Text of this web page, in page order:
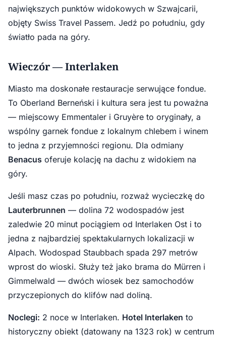
największych punktów widokowych w Szwajcarii,
objęty Swiss Travel Passem. Jedź po południu, gdy
światło pada na góry.
Wieczór — Interlaken
Miasto ma doskonałe restauracje serwujące fondue.
To Oberland Berneński i kultura sera jest tu poważna
— miejscowy Emmentaler i Gruyère to oryginały, a
wspólny garnek fondue z lokalnym chlebem i winem
to jedna z przyjemności regionu. Dla odmiany
Benacus oferuje kolację na dachu z widokiem na
góry.
Jeśli masz czas po południu, rozważ wycieczkę do
Lauterbrunnen — dolina 72 wodospadów jest
zaledwie 20 minut pociągiem od Interlaken Ost i to
jedna z najbardziej spektakularnych lokalizacji w
Alpach. Wodospad Staubbach spada 297 metrów
wprost do wioski. Służy też jako brama do Mürren i
Gimmelwald — dwóch wiosek bez samochodów
przyczepionych do klifów nad doliną.
Noclegi: 2 noce w Interlaken. Hotel Interlaken to
historyczny obiekt (datowany na 1323 rok) w centrum